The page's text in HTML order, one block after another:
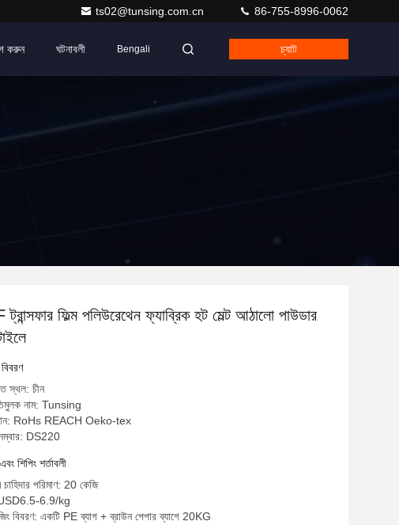
ts02@tunsing.com.cn 86-755-8996-0062
করুন ঘটনাবলী Bengali চ্যাট
ফিল্ম পলিউরেথেন ফ্যাব্রিক হট মেল্ট আঠালো পাউডার
স্থল: চীন
নাম: Tunsing
RoHs REACH Oeko-tex
DS220
শিপিং শর্তাবলী
পরিমাণ: 20 কেজি
6.9/kg
বিবরণ: একটি PE ব্যাগ + ব্রাউন পেপার ব্যাগে 20KG